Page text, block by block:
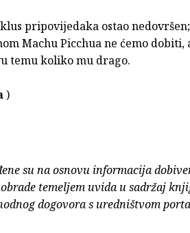
pripovijedaka ostao
Machu Picchua ne ćemo dobiti,
temu koliko mu drago.
)
su na osnovu informacija
temeljem uvida u sadržaj
dogovora s uredništvom